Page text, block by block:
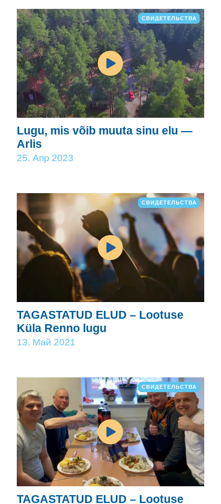
СВИДЕТЕЛЬСТВА
Lugu, mis võib muuta sinu elu —
Arlis
25. Апр 2023
СВИДЕТЕЛЬСТВА
TAGASTATUD ELUD – Lootuse
Küla Renno lugu
13. Май 2021
СВИДЕТЕЛЬСТВА
TAGASTATUD ELUD – Lootuse